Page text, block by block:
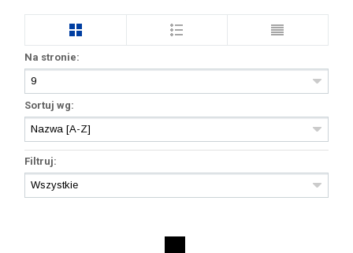
Na stronie:
Sortuj wg:
Filtruj: